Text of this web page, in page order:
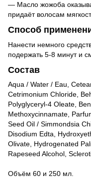
— Масло жожоба
придаёт волосам
Способ
Нанести немного
подержать 5-8 минут и
Состав
Aqua / Water / Eau,
Cetrimonium Chloride,
Polyglyceryl-4 Oleate,
Methoxycinnamate,
Seed Oil / Simmondsia
Disodium Edta,
Olivate, Hydrogenated
Rapeseed Alcohol,
Объём 60 и 250 мл.